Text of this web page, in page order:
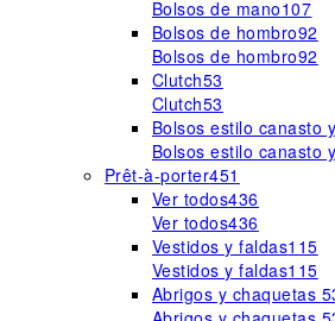
Bolsos de mano107
Bolsos de hombro92
Bolsos de hombro92
Clutch53
Clutch53
Bolsos estilo canasto
Bolsos estilo canasto
Prêt-à-porter451
Ver todos436
Ver todos436
Vestidos y faldas115
Vestidos y faldas115
Abrigos y chaquetas